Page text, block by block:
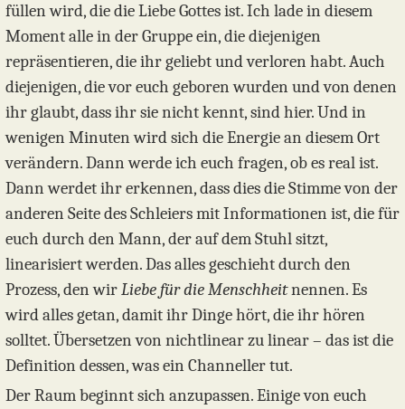
füllen wird, die die Liebe Gottes ist. Ich lade in diesem
Moment alle in der Gruppe ein, die diejenigen
repräsentieren, die ihr geliebt und verloren habt. Auch
diejenigen, die vor euch geboren wurden und von denen
ihr glaubt, dass ihr sie nicht kennt, sind hier. Und in
wenigen Minuten wird sich die Energie an diesem Ort
verändern. Dann werde ich euch fragen, ob es real ist.
Dann werdet ihr erkennen, dass dies die Stimme von der
anderen Seite des Schleiers mit Informationen ist, die für
euch durch den Mann, der auf dem Stuhl sitzt,
linearisiert werden. Das alles geschieht durch den
Prozess, den wirLiebe für die Menschheitnennen. Es
wird alles getan, damit ihr Dinge hört, die ihr hören
solltet. Übersetzen von nichtlinear zu linear – das ist die
Definition dessen, was ein Channeller tut.
Der Raum beginnt sich anzupassen. Einige von euch